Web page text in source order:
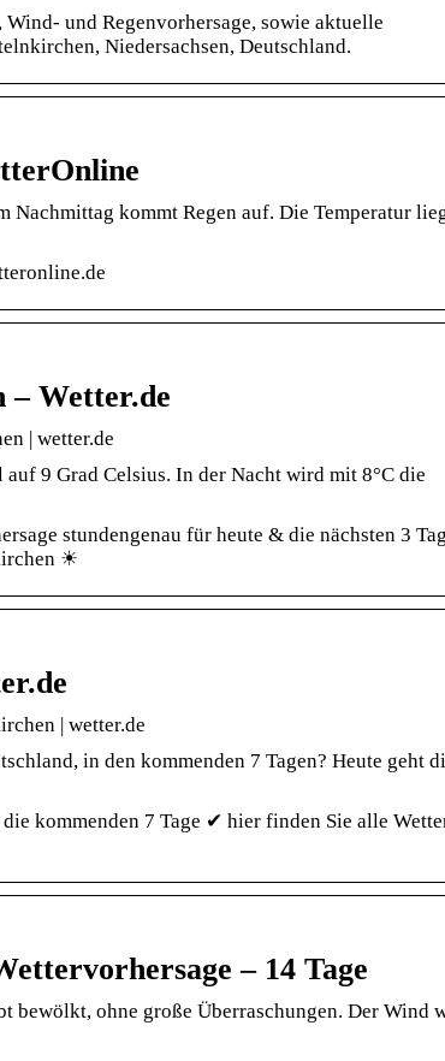
und Regenvorhersage, sowie aktuelle
Niedersachsen, Deutschland.
kommt Regen auf. Die Temperatur
Wetter.de
| wetter.de
9 Grad Celsius. In der Nacht wird mit 8°C die
stundengenau für heute & die nächsten 3
☀
| wetter.de
in den kommenden 7 Tagen? Heute geht
kommenden 7 Tage ✔ hier finden Sie alle
– 14 Tage
ohne große Überraschungen. Der Wind